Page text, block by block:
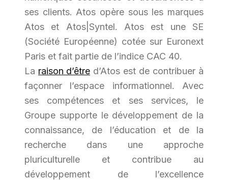
ses clients. Atos opère sous les marques
Atos et Atos|Syntel. Atos est une SE
(Société Européenne) cotée sur Euronext
Paris et fait partie de l’indice CAC 40.
La raison d’être d’Atos est de contribuer à
façonner l’espace informationnel. Avec
ses compétences et ses services, le
Groupe supporte le développement de la
connaissance, de l’éducation et de la
recherche dans une approche
pluriculturelle et contribue au
développement de l’excellence